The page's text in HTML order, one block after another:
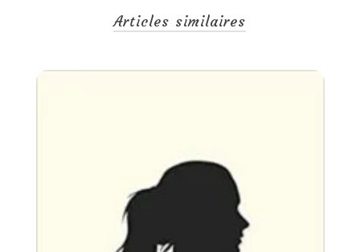
Articles similaires